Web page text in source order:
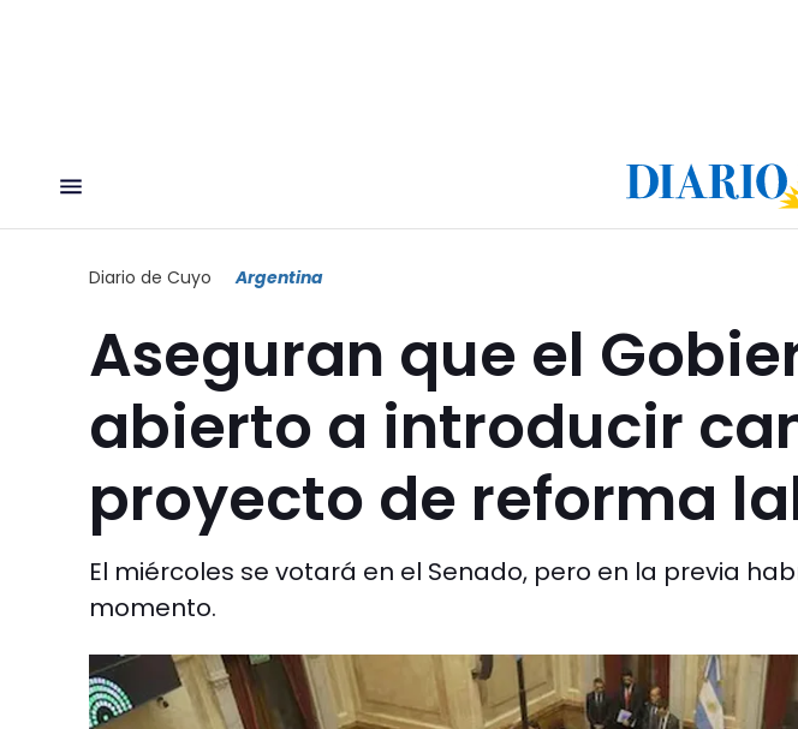
Diario de Cuyo Argentina
Aseguran que el
abierto a introducir
proyecto de reforma
El miércoles se votará en el Senado, pero en la previa
momento.